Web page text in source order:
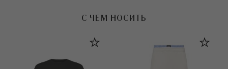
С ЧЕМ НОСИТЬ